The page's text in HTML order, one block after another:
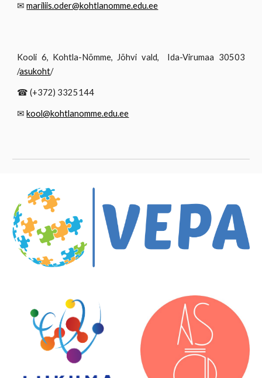
✉mariliis.oder@kohtlanomme.edu.ee
Kooli 6, Kohtla-Nõmme, Jõhvi vald, Ida-Virumaa 30503
/asukoht/
☎ (+372) 3325144
✉kool@kohtlanomme.edu.ee